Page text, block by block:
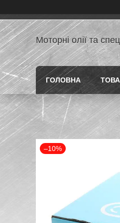
Моторні олії та
ГОЛОВНА
–10%